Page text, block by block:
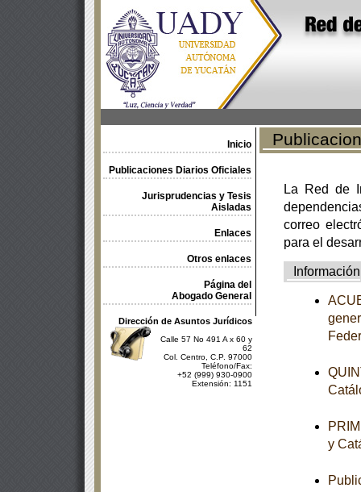
Inicio
Publicaciones Diarios Oficiales
Jurisprudencias y Tesis
Aisladas
Enlaces
Otros enlaces
Página del
Abogado General
Dirección de Asuntos Jurídicos
Calle 57 No 491 A x 60 y
62
Col. Centro, C.P. 97000
Teléfono/Fax:
+52 (999) 930-0900
Extensión: 1151
La Red de
correo
para el
Información
y